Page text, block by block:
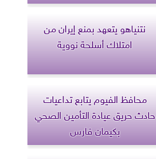
نتنياهو يتعهد بمنع إيران من
امتلاك أسلحة نووية
محافظ الفيوم يتابع تداعيات
حادث حريق عيادة التأمين الصحي
بكيمان فارس